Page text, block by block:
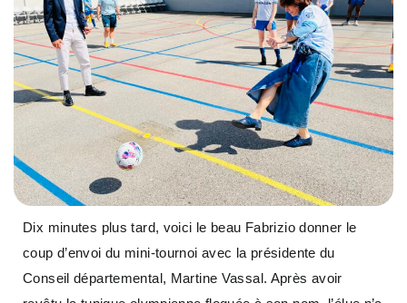
Dix minutes plus tard, voici le beau Fabrizio donner le
coup d’envoi du mini-tournoi avec la présidente du
Conseil départemental, Martine Vassal. Après avoir